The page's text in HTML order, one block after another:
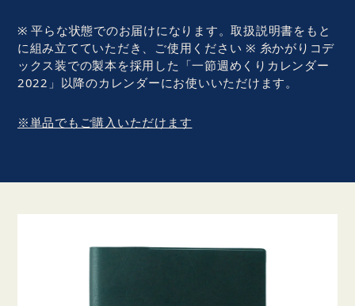
※ 平らな状態でのお届けになります。取扱説明書をもと
に組み立てていただき、ご使用ください ※ 糸かがりコデ
ックス装での製本を採用した「一節週めくりカレンダー
2022」以降のカレンダーにお使いいただけます。
※単品でもご購入いただけます